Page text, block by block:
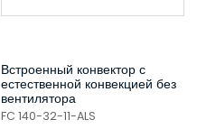
Встроенный конвектор с
естественной конвекцией без
вентилятора
FC 140-32-11-ALS